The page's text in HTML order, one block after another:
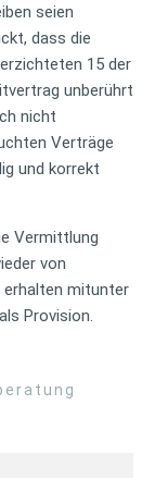
seien
dass die
15 der
unberührt
nicht
Verträge
und korrekt
Vermittlung
von
erhalten mitunter
Provision.